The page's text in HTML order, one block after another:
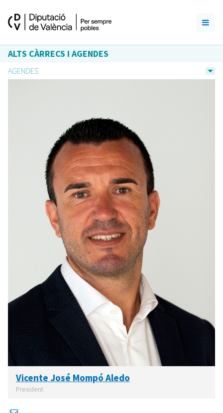
ALTS CÀRRECS I AGENDES
AGENDES
Vicente José Mompó Aledo
President